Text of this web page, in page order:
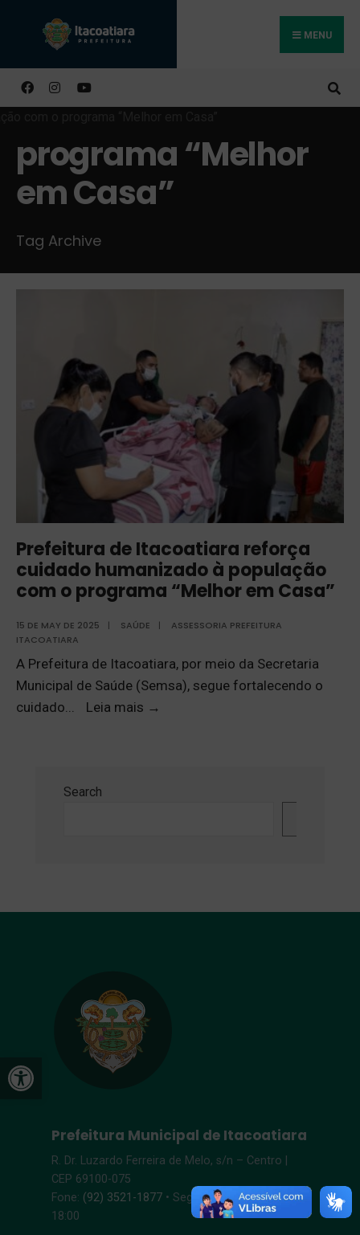
Open toolbar
MENU
programa “Melhor
em Casa”
Tag Archive
Prefeitura de Itacoatiara reforça
cuidado humanizado à população
com o programa “Melhor em Casa”
15 DE MAY DE 2025 | SAÚDE |
ASSESSORIA PREFEITURA
ITACOATIARA
A Prefeitura de Itacoatiara, por meio da Secretaria
Municipal de Saúde (Semsa), segue fortalecendo o
cuidado... Leia mais →
Search
Prefeitura Municipal de Itacoatiara
R. Dr. Luzardo Ferreira de Melo, s/n – Centro |
CEP 69100-075
Fone: (92) 3521-1877 • Segunda-Sexta, 8:00 –
18:00
Buscar